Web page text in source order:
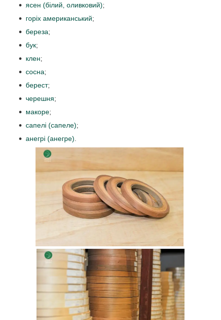
ясен (білий, оливковий);
горіх американський;
береза;
бук;
клен;
сосна;
берест;
черешня;
макоре;
сапелі (сапеле);
анегрі (анегре)